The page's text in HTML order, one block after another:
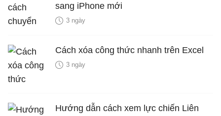
sang iPhone mới
3 ngày
Cách xóa công thức nhanh trên Excel
3 ngày
Hướng dẫn cách xem lực chiến Liên